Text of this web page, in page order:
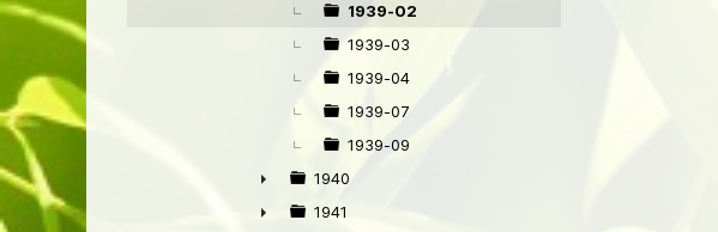
1939-02
1939-03
1939-04
1939-07
1939-09
►
1940
1941